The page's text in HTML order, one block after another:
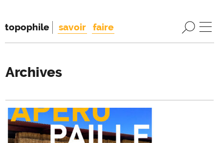
topophile savoir faire
Archives